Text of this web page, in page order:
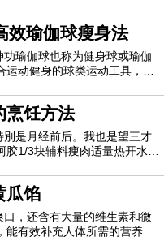
瑞典）、邓亚萍（中国）、刘
（中国）、王楠（中国）、
继科（中国）、李晓霞（
效瑜伽球瘦身法
功瑜伽球也称为健身球或瑜伽
动健身的球类运动工具，看
腿部力量哦！运动瘦身的有效
修身塑形，塑造优美线条比瑜
炼身体的平衡感，增强对
烹饪方法
別是月经前后。我也是望三才
1/3块辅料痩肉适量热开水1
，这一小块可以弄到碎一点方
来炖的）3.准备适量的瘦肉
在炖盅里面5.把泡溶解的
瓜馅
口，还含有大量的维生素和微
有效补充人体所需的营养，